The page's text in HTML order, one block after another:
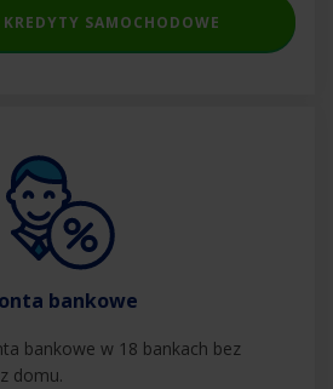
SAMOCHODOWE
bankowe
bankowe w 18 bankach bez
domu.